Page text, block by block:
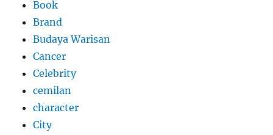
Book
Brand
Budaya Warisan
Cancer
Celebrity
cemilan
character
City